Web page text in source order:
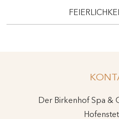
Der Birkenhof Spa &